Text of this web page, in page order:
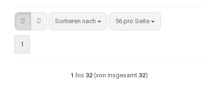
Sortieren nach
Sortieren nach 56 pro Seite
pro Seite
1
1 bis 32(von insgesamt 32)